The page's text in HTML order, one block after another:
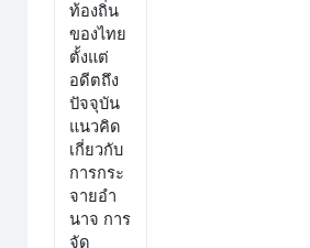
ท้องถิ่น
ของไทย
ตั้งแต่
อดีตถึง
ปัจจุบัน
แนวคิด
เกี่ยวกับ
การกระ
จายอำ
นาจ การ
จัด